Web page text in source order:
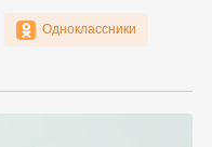
Одноклассники